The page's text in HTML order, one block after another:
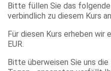
Bitte füllen Sie das folgende
verbindlich zu diesem Kurs
Für diesen Kurs erheben wir
EUR.
Bitte überweisen Sie uns